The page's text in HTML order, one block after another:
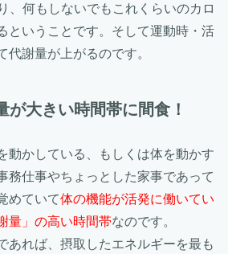
、何もしないでもこれくらいのカロ
ということです。そして運動時・活
代謝量が上がるのです。
が大きい時間帯に間食！
動かしている、もしくは体を動かす
務仕事やちょっとした家事であって
めていて体の機能が活発に働いてい
量」の高い時間帯なのです。
あれば、摂取したエネルギーを最も